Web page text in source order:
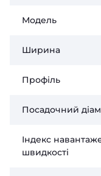
Модель
Ширина
Профіль
Посадочний
Індекс
швидкості